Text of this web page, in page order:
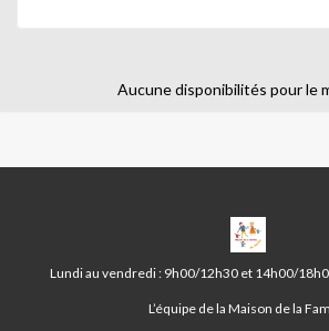
Aucune disponibilités pour le
MAISON
DE
LA
DE
Lundi au vendredi : 9h00/12h30 et 14h00/
L’équipe de la Maison de la